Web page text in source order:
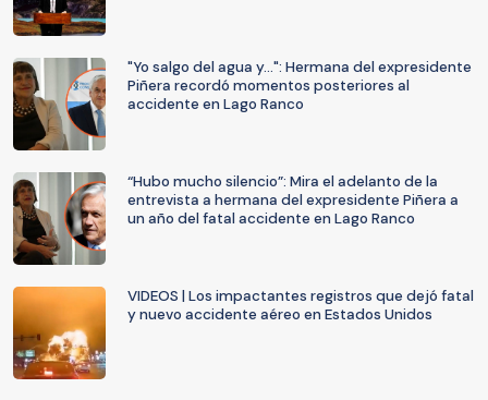
"Yo salgo del agua y...": Hermana del expresidente
Piñera recordó momentos posteriores al
accidente en Lago Ranco
“Hubo mucho silencio”: Mira el adelanto de la
entrevista a hermana del expresidente Piñera a
un año del fatal accidente en Lago Ranco
VIDEOS | Los impactantes registros que dejó fatal
y nuevo accidente aéreo en Estados Unidos